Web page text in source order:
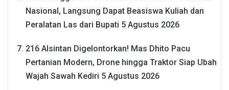
Nasional, Langsung Dapat Beasiswa Kuliah dan
Peralatan Las dari Bupati 5 Agustus 2026
216 Alsintan Digelontorkan! Mas Dhito Pacu
Pertanian Modern, Drone hingga Traktor Siap Ubah
Wajah Sawah Kediri 5 Agustus 2026